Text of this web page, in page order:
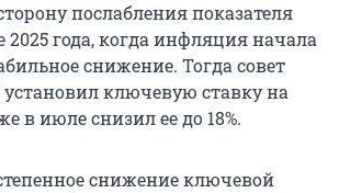
послабления показателя
года, когда инфляция начала
снижение. Тогда совет
ключевую ставку на
в июле снизил ее до 18%.
снижение ключевой